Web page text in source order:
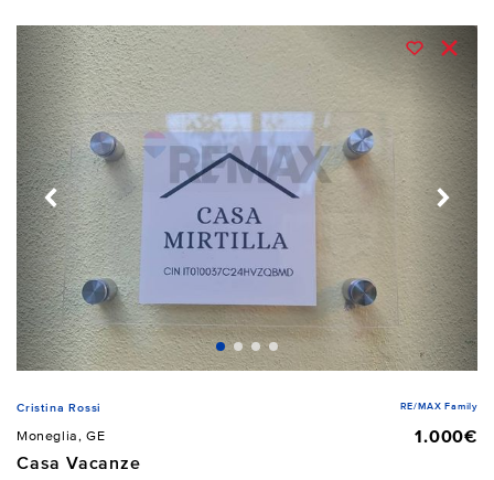
Cristina Rossi RE/MAX Family
Moneglia, GE
1.000€
Casa Vacanze